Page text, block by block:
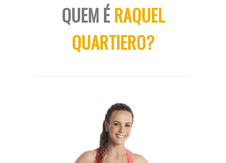
QUEM É RAQUEL
QUARTIERO?